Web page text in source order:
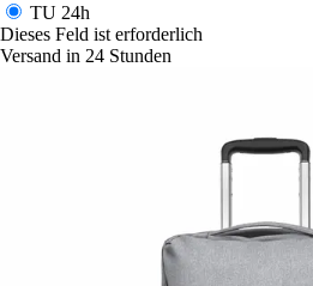
TU 24h
Dieses Feld ist erforderlich
Versand in 24 Stunden